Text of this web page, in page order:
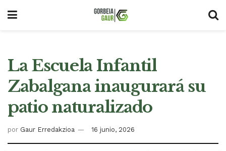
La Escuela Infantil
Zabalgana inaugurará su
patio naturalizado
por Gaur Erredakzioa 16 junio, 2026